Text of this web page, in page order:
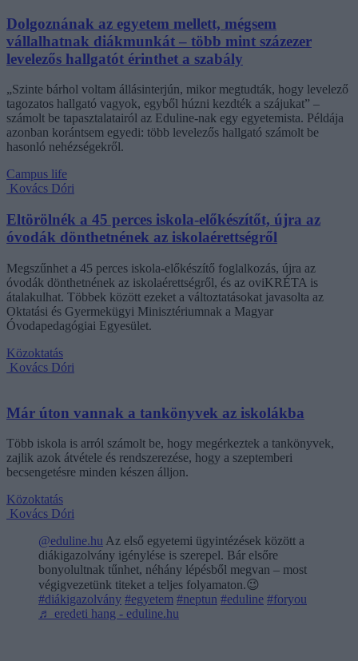
Dolgoznának az egyetem mellett, mégsem
vállalhatnak diákmunkát – több mint százezer
levelezős hallgatót érinthet a szabály
„Szinte bárhol voltam állásinterjún, mikor megtudták, hogy levelező
tagozatos hallgató vagyok, egyből húzni kezdték a szájukat” –
számolt be tapasztalatairól az Eduline-nak egy egyetemista. Példája
azonban korántsem egyedi: több levelezős hallgató számolt be
hasonló nehézségekről.
Campus life
Kovács Dóri
Eltörölnék a 45 perces iskola-előkészítőt, újra az
óvodák dönthetnének az iskolaérettségről
Megszűnhet a 45 perces iskola-előkészítő foglalkozás, újra az
óvodák dönthetnének az iskolaérettségről, és az oviKRÉTA is
átalakulhat. Többek között ezeket a változtatásokat javasolta az
Oktatási és Gyermekügyi Minisztériumnak a Magyar
Óvodapedagógiai Egyesület.
Közoktatás
Kovács Dóri
Már úton vannak a tankönyvek az iskolákba
Több iskola is arról számolt be, hogy megérkeztek a tankönyvek,
zajlik azok átvétele és rendszerezése, hogy a szeptemberi
becsengetésre minden készen álljon.
Közoktatás
Kovács Dóri
@eduline.hu Az első egyetemi ügyintézések között a
diákigazolvány igénylése is szerepel. Bár elsőre
bonyolultnak tűnhet, néhány lépésből megvan – most
végigvezetünk titeket a teljes folyamaton.😉
#diákigazolvány #egyetem #neptun #eduline #foryou
♬ eredeti hang - eduline.hu